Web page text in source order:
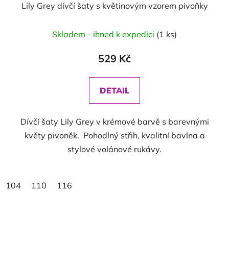
Lily Grey dívčí šaty s květinovým vzorem pivoňky
Skladem - ihned k expedici (1 ks)
529 Kč
DETAIL
Dívčí šaty Lily Grey v krémové barvě s barevnými
květy pivoněk. Pohodlný střih, kvalitní bavlna a
stylové volánové rukávy.
104 110 116